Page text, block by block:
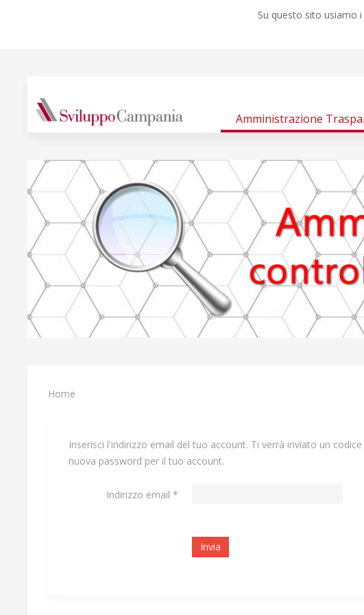
Su questo sito usiamo
Amministrazione
Home
Inserisci l'indirizzo email del tuo account. Ti verrà inviato un
nuova password per il tuo account.
Indirizzo email *
Invia